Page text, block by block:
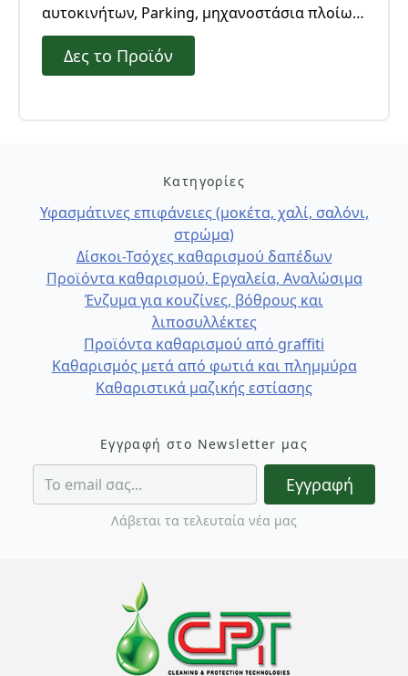
αυτοκινήτων, Parking, μηχανοστάσια πλοίων,
αρχικούς καθαρισμούς κτιρίων.
Δες το Προϊόν
Κατηγορίες
Υφασμάτινες επιφάνειες (μοκέτα, χαλί, σαλόνι,
στρώμα)
Δίσκοι-Τσόχες καθαρισμού δαπέδων
Προϊόντα καθαρισμού, Εργαλεία, Αναλώσιμα
Ένζυμα για κουζίνες, βόθρους και
λιποσυλλέκτες
Προϊόντα καθαρισμού από graffiti
Καθαρισμός μετά από φωτιά και πλημμύρα
Καθαριστικά μαζικής εστίασης
Εγγραφή στο Newsletter μας
Εγγραφή
Λάβεται τα τελευταία νέα μας